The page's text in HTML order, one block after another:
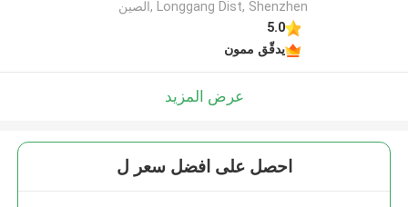
Longgang Dist, Shenzhen ,الصين
5.0
يدقّق ممون
عرض المزيد
احصل على افضل سعر ل